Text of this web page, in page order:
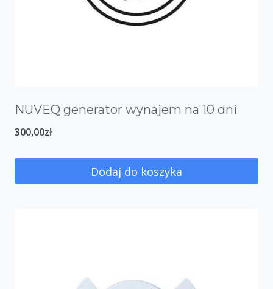
NUVEQ generator wynajem na 10 dni
300,00zł
Dodaj do koszyka